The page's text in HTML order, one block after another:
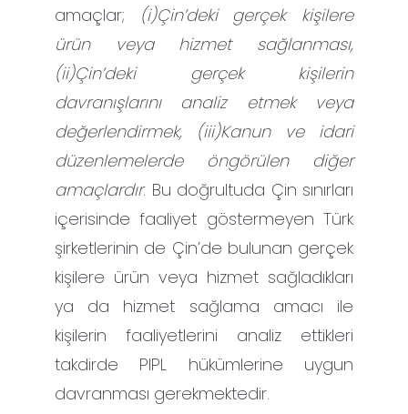
amaçlar; (i)Çin’deki gerçek kişilere
ürün veya hizmet sağlanması,
(ii)Çin’deki gerçek kişilerin
davranışlarını analiz etmek veya
değerlendirmek, (iii)Kanun ve idari
düzenlemelerde öngörülen diğer
amaçlardır. Bu doğrultuda Çin sınırları
içerisinde faaliyet göstermeyen Türk
şirketlerinin de Çin’de bulunan gerçek
kişilere ürün veya hizmet sağladıkları
ya da hizmet sağlama amacı ile
kişilerin faaliyetlerini analiz ettikleri
takdirde PIPL hükümlerine uygun
davranması gerekmektedir.